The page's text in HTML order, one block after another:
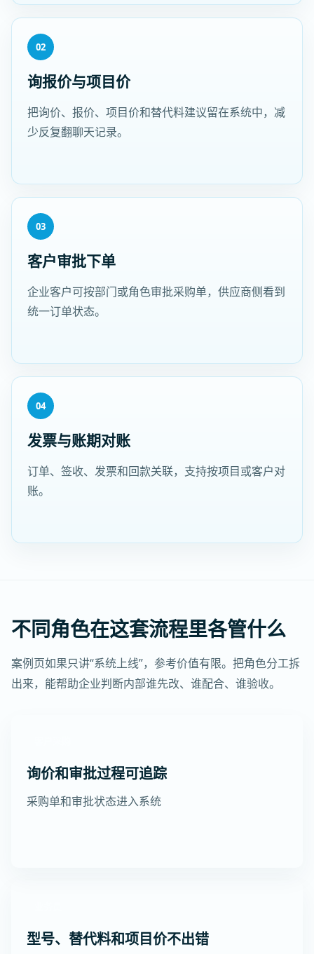
02
询报价与项目价
把询价、报价、项目价和替代料建议留在系统中，减
少反复翻聊天记录。
03
客户审批下单
企业客户可按部门或角色审批采购单，供应商侧看到
统一订单状态。
04
发票与账期对账
订单、签收、发票和回款关联，支持按项目或客户对
账。
不同角色在这套流程里各管什么
案例页如果只讲“系统上线”，参考价值有限。把角色分工拆
出来，能帮助企业判断内部谁先改、谁配合、谁验收。
询价和审批过程可追踪
采购单和审批状态进入系统
型号、替代料和项目价不出错